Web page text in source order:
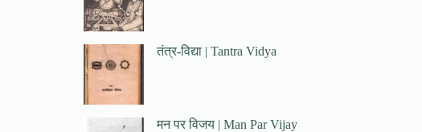
तंत्र-विद्या | Tantra Vidya
मन पर विजय | Man Par Vijay